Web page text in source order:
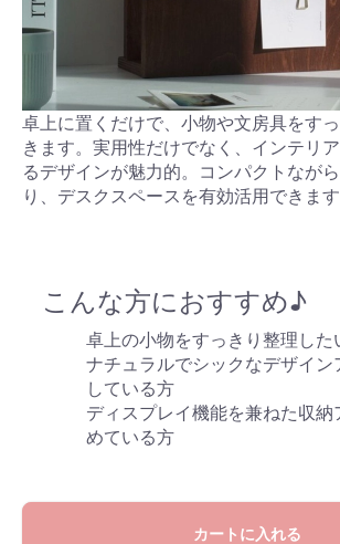
卓上に置くだけで、小物や文房具をす
きます。実用性だけでなく、インテリ
るデザインが魅力的。コンパクトなが
り、デスクスペースを有効活用できます
こんな方におすすめ♪
卓上の小物をすっきり整理した
ナチュラルでシックなデザイン
している方
ディスプレイ機能を兼ねた収納
めている方
カートに入れる